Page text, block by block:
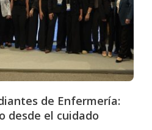
de Enfermería:
desde el cuidado